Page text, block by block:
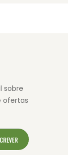
sobre
ofertas